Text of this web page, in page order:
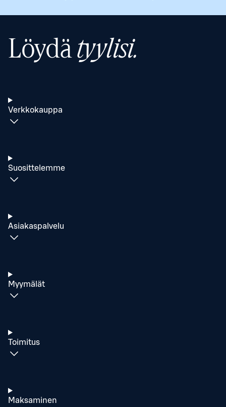
Löydä tyylisi.
Verkkokauppa
Suosittelemme
Asiakaspalvelu
Myymälät
Toimitus
Maksaminen